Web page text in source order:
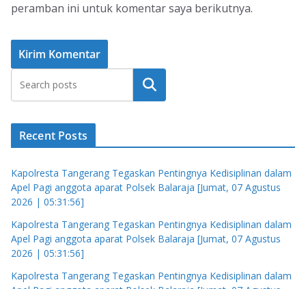
peramban ini untuk komentar saya berikutnya.
Cari
Recent Posts
Kapolresta Tangerang Tegaskan Pentingnya Kedisiplinan dalam
Apel Pagi anggota aparat Polsek Balaraja [Jumat, 07 Agustus
2026 | 05:31:56]
Kapolresta Tangerang Tegaskan Pentingnya Kedisiplinan dalam
Apel Pagi anggota aparat Polsek Balaraja [Jumat, 07 Agustus
2026 | 05:31:56]
Kapolresta Tangerang Tegaskan Pentingnya Kedisiplinan dalam